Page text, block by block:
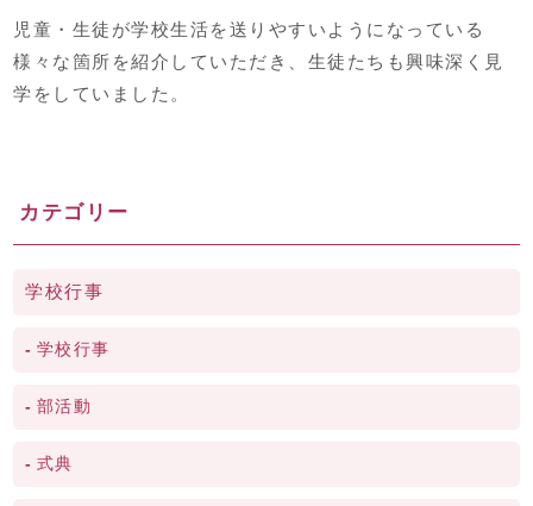
児童・生徒が学校生活を送りやすいようになっている
様々な箇所を紹介していただき、生徒たちも興味深く見
学をしていました。
カテゴリー
学校行事
学校行事
部活動
式典